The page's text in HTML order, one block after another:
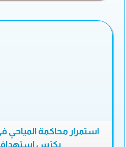
استمرار محاكمة المياحي
يكرّس